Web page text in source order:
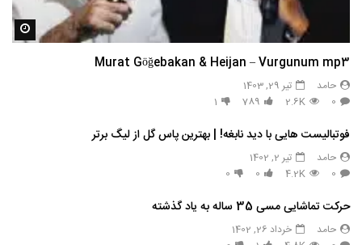
Murat Göğebakan & Heijan – Vurgunum mp3
حامد
تیر 29, 1403
0
2.6K
789
1
فوتبالیست هایی با دید نابغه! | بهترین پاس گل از لیگ برتر
حامد
تیر 2, 1402
0
4.2K
0
0
حرکت تماشایی مسی 35 ساله به یاد گذشته
حامد
خرداد 26, 1402